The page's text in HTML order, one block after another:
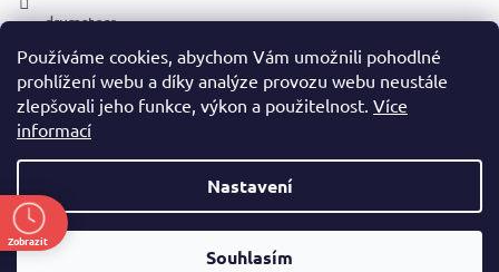
Používáme cookies, abychom Vám umožnili pohodlné
prohlížení webu a díky analýze provozu webu neustále
zlepšovali jeho funkce, výkon a použitelnost. Více
informací
Nastavení
Souhlasím
drumstore
drumstore.cz
https://www.youtube.com/@DRUMSTOREPRAGUE
Vytvořil Shoptet
DRUM STORE. Všechna práva vyhrazena.
Zobrazit